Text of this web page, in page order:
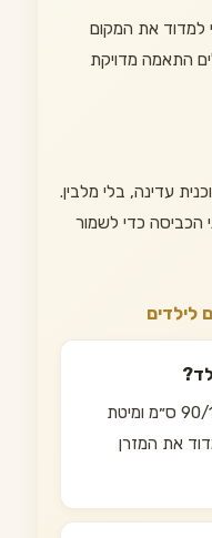
למדוד את המקום
התאמה מדויקת
מעלות בתוכנית עדינה, בלי מלבין.
הכביסה כדי לשמור
לילדים
מיטת יחיד סטנדרטית היא 90/190 ס״מ ומיטת
למדוד את המזרן